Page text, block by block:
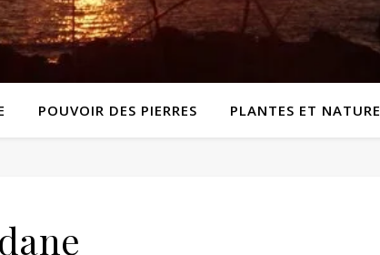
POUVOIR DES PIERRES PLANTES ET NATURE